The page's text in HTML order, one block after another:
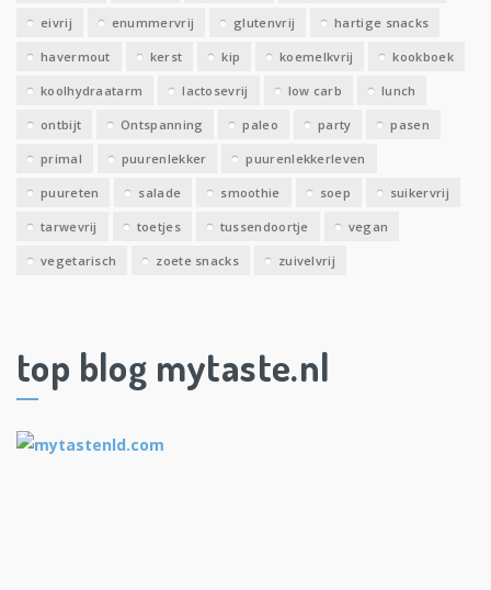
eivrij enummervrij glutenvrij hartige snacks
havermout kerst kip koemelkvrij kookboek
koolhydraatarm lactosevrij low carb lunch
ontbijt Ontspanning paleo party pasen
primal puurenlekker puurenlekkerleven
puureten salade smoothie soep suikervrij
tarwevrij toetjes tussendoortje vegan
vegetarisch zoete snacks zuivelvrij
top blog mytaste.nl